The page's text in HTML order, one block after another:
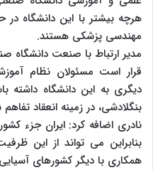
هرچه بیشتر با این دانشگاه
مهندسی پزشکی هستند.
مدیر ارتباط با صنعت دانشگاه
قرار است مسئولان نظام
دیگری به این دانشگاه داشته
بنگلادشی، در زمینه انعقاد
نادری اضافه کرد: ایران جزء
بنابراین می تواند از این
همکاری با دیگر کشورهای